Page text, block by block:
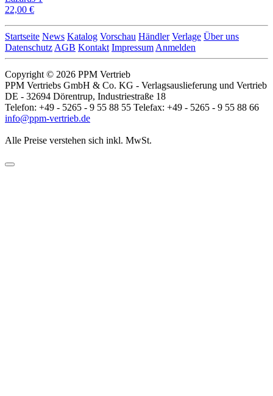
22,00 €
Startseite News Katalog Vorschau Händler Verlage Über uns
Datenschutz AGB Kontakt Impressum Anmelden
Copyright © 2026 PPM Vertrieb
PPM Vertriebs GmbH & Co. KG - Verlagsauslieferung und Vertrieb
DE - 32694 Dörentrup, Industriestraße 18
Telefon: +49 - 5265 - 9 55 88 55 Telefax: +49 - 5265 - 9 55 88 66
info@ppm-vertrieb.de
Alle Preise verstehen sich inkl. MwSt.